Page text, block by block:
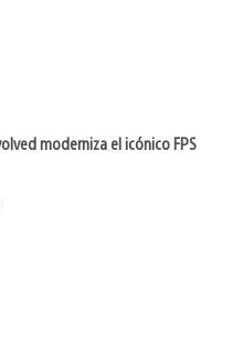
moderniza el icónico FPS